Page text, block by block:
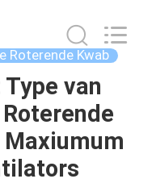
Roterende Kwab
van
Maxiumum